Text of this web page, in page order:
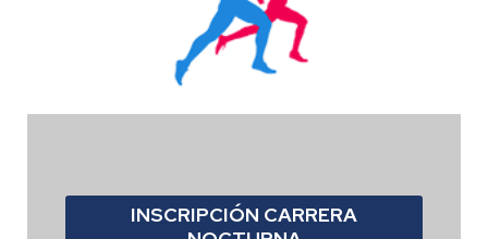
INSCRIPCIÓN CARRERA